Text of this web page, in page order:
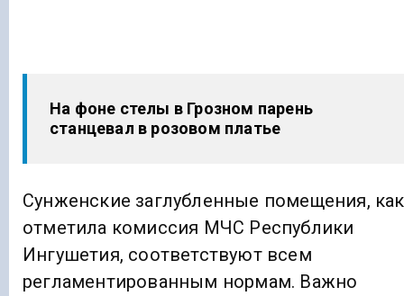
На фоне стелы в Грозном парень
станцевал в розовом платье
Сунженские заглубленные помещения, как
отметила комиссия МЧС Республики
Ингушетия, соответствуют всем
регламентированным нормам. Важно